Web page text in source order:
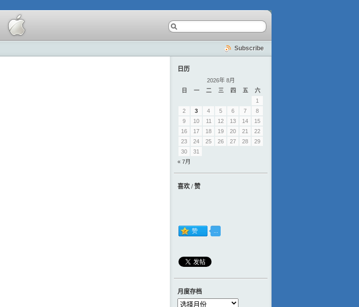
Subscribe
日历
2026年 8月
日
一 二 三 四 五
六
1
2
3 4 5 6 7
8
9
10 11 12 13 14
15
16
17 18 19 20 21
22
23
24 25 26 27 28
29
30
31
« 7月
喜欢 / 赞
月度存档
月